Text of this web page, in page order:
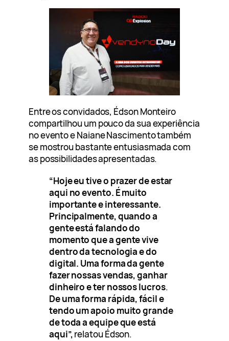
Entre os convidados, Édson Monteiro
compartilhou um pouco da sua experiência
no evento e Naiane Nascimento também
se mostrou bastante entusiasmada com
as possibilidades apresentadas.
“Hoje eu tive o prazer de estar
aqui no evento. É muito
importante e interessante.
Principalmente, quando a
gente está falando do
momento que a gente vive
dentro da tecnologia e do
digital. Uma forma da gente
fazer nossas vendas, ganhar
dinheiro e ter nossos lucros.
De uma forma rápida, fácil e
tendo um apoio muito grande
de toda a equipe que está
aqui”,relatou Édson.